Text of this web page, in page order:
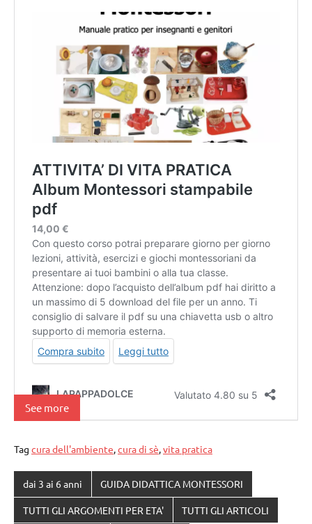
See more
Tag cura dell'ambiente,cura di sè,vita pratica
dai 3 ai 6 anni GUIDA DIDATTICA MONTESSORI
TUTTI GLI ARGOMENTI PER ETA' TUTTI GLI ARTICOLI